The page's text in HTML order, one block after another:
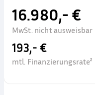
16.980,- €
MwSt. nicht ausweisbar
193,- €
mtl. Finanzierungsrate²